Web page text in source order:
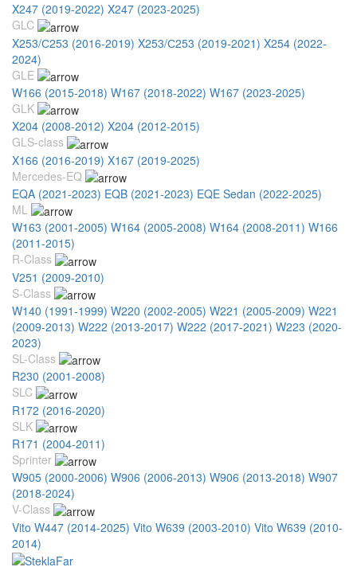
X247 (2019-2022) X247 (2023-2025)
GLC
X253/С253 (2016-2019) X253/С253 (2019-2021) X254 (2022-
2024)
GLE
W166 (2015-2018) W167 (2018-2022) W167 (2023-2025)
GLK
X204 (2008-2012) X204 (2012-2015)
GLS-class
X166 (2016-2019) X167 (2019-2025)
Mercedes-EQ
EQA (2021-2023) EQB (2021-2023) EQE Sedan (2022-2025)
ML
W163 (2001-2005) W164 (2005-2008) W164 (2008-2011) W166
(2011-2015)
R-Class
V251 (2009-2010)
S-Class
W140 (1991-1999) W220 (2002-2005) W221 (2005-2009) W221
(2009-2013) W222 (2013-2017) W222 (2017-2021) W223 (2020-
2023)
SL-Class
R230 (2001-2008)
SLC
R172 (2016-2020)
SLK
R171 (2004-2011)
Sprinter
W905 (2000-2006) W906 (2006-2013) W906 (2013-2018) W907
(2018-2024)
V-Class
Vito W447 (2014-2025) Vito W639 (2003-2010) Vito W639 (2010-
2014)